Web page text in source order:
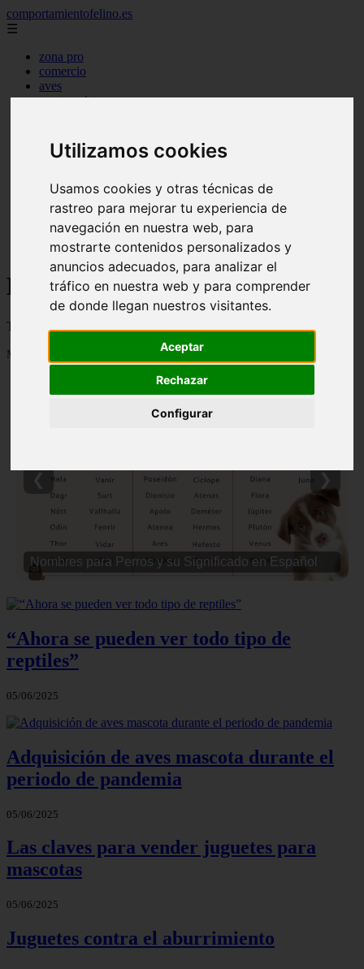
Utilizamos cookies
Usamos cookies y otras técnicas de
rastreo para mejorar tu experiencia de
navegación en nuestra web, para
mostrarte contenidos personalizados y
anuncios adecuados, para analizar el
tráfico en nuestra web y para comprender
de donde llegan nuestros visitantes.
Aceptar
Rechazar
Configurar
comportamientofelino.es
☰
zona pro
comercio
aves
protagonistas
acuariofilia
articulos
nombres para gatos
novedades
tablon de anuncios
uncategorized
zona pro
Blog sobre gatos - Página 77
Todo sobre gatos, nombres de gatos y razas de gatos
Mostrando 1825 - 1848 de 2799 artículos
Nombres para Perros y su Significado en Español
“Ahora se pueden ver todo tipo de
reptiles”
05/06/2025
Adquisición de aves mascota durante el
periodo de pandemia
05/06/2025
Las claves para vender juguetes para
mascotas
05/06/2025
Juguetes contra el aburrimiento